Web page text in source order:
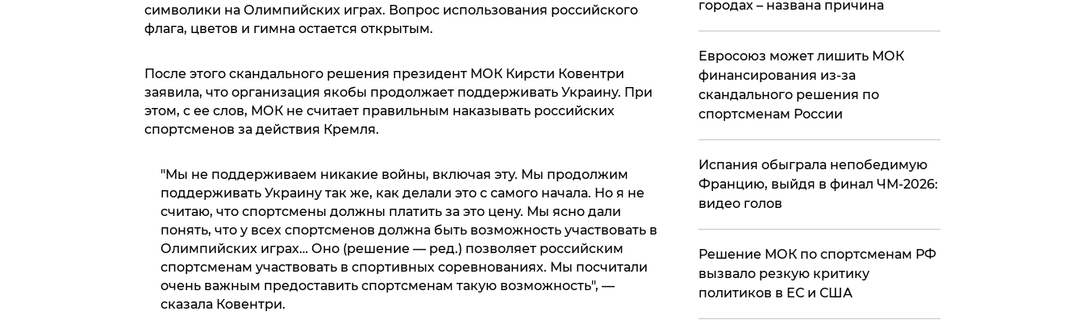
символики на Олимпийских играх. Вопрос использования российского
флага, цветов и гимна остается открытым.
После этого скандального решения президент МОК Кирсти Ковентри
заявила, что организация якобы продолжает поддерживать Украину. При
этом, с ее слов, МОК не считает правильным наказывать российских
спортсменов за действия Кремля.
"Мы не поддерживаем никакие войны, включая эту. Мы продолжим
поддерживать Украину так же, как делали это с самого начала. Но я не
считаю, что спортсмены должны платить за это цену. Мы ясно дали
понять, что у всех спортсменов должна быть возможность участвовать в
Олимпийских играх… Оно (решение — ред.) позволяет российским
спортсменам участвовать в спортивных соревнованиях. Мы посчитали
очень важным предоставить спортсменам такую возможность", —
сказала Ковентри.
городах – названа причина
Евросоюз может лишить МОК
финансирования из-за
скандального решения по
спортсменам России
Испания обыграла непобедимую
Францию, выйдя в финал ЧМ-2026:
видео голов
Решение МОК по спортсменам РФ
вызвало резкую критику
политиков в ЕС и США